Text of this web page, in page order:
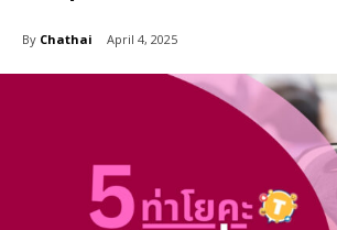
By Chathai April 4, 2025